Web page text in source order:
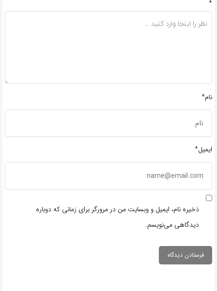
*
نام*
ایمیل*
ذخیره نام، ایمیل و وبسایت من در مرورگر برای زمانی که دوباره
دیدگاهی می‌نویسم.